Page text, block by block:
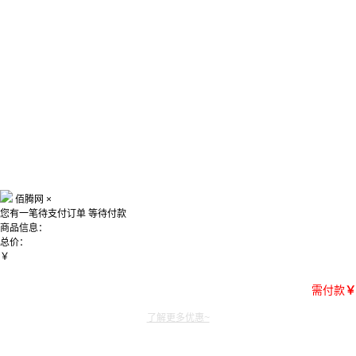
佰腾网 ×
您有一笔待支付订单 等待付款
商品信息：
总价：
￥
需付款￥
了解更多优惠~